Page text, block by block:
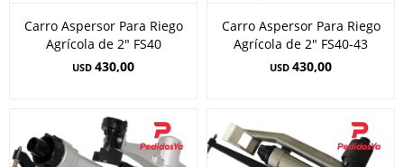
Carro Aspersor Para Riego
Agrícola de 2" FS40
USD 430,00
Carro Aspersor Para Riego
Agrícola de 2" FS40-43
USD 430,00